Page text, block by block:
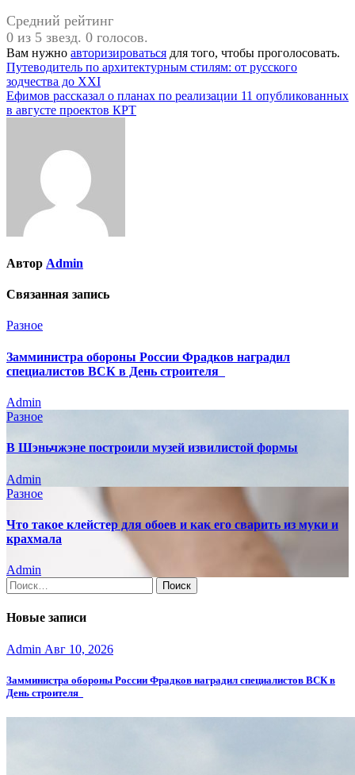
Средний рейтинг
0 из 5 звезд. 0 голосов.
Вам нужно авторизироваться для того, чтобы проголосовать.
Навигация
по
записям
Путеводитель по архитектурным стилям: от русского
зодчества до XXI
Ефимов рассказал о планах по реализации 11 опубликованных
в августе проектов КРТ
Автор Admin
Связанная запись
Разное
Замминистра обороны России Фрадков наградил
специалистов ВСК в День строителя
Admin
Разное
В Шэньчжэне построили музей извилистой формы
Admin
Разное
Что такое клейстер для обоев и как его сварить из муки и
крахмала
Admin
Найти:
Новые записи
Admin Авг 10, 2026
Замминистра обороны России Фрадков наградил специалистов ВСК в
День строителя